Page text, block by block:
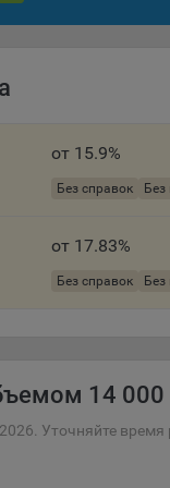
На
это
от 15.9%
Без справок Без
от 17.83%
Без справок Без
14 000
Уточняйте время